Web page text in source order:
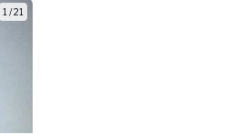
1 / 21